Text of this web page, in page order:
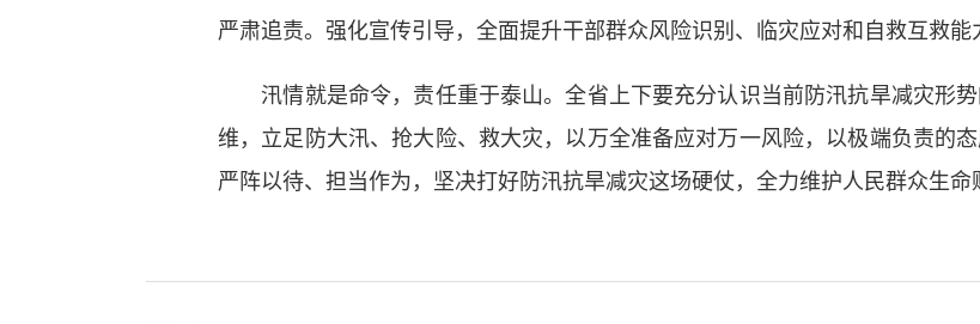
严肃追责。强化宣传引导，全面提升干部群众风险识别、临灾应对和自救互救能
汛情就是命令，责任重于泰山。全省上下要充分认识当前防汛抗旱减灾形势
维，立足防大汛、抢大险、救大灾，以万全准备应对万一风险，以极端负责的
严阵以待、担当作为，坚决打好防汛抗旱减灾这场硬仗，全力维护人民群众生命